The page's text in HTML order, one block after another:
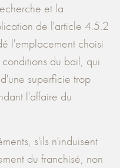
et la
de l'article 4.5.2
l'emplacement choisi
du bail, qui
superficie trop
l'affaire du
s'ils n'induisent
du franchisé, non